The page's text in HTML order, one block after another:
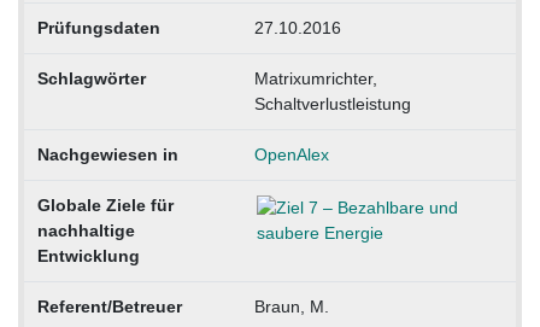
Prüfungsdaten 27.10.2016
Schlagwörter
Matrixumrichter,
Schaltverlustleistung
Nachgewiesen in OpenAlex
Globale Ziele für
nachhaltige
Entwicklung
Referent/Betreuer Braun, M.